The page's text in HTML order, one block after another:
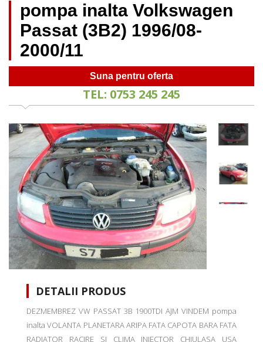
pompa inalta Volkswagen
Passat (3B2) 1996/08-
2000/11
Suna pentru oferta
TEL: 0753 245 245
DETALII PRODUS
DEZMEMBREZ VW PASSAT 3B 1900TDI AJM VINDEM pompa
inalta VOLANTA PLANETARA ARIPA FATA CAPOTA BARA FATA
RADIATOR RACIRE SI CLIMA INJECTOR CHIULASA USA